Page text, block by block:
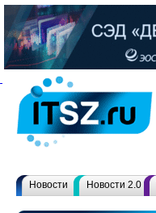
Новости Новости 2.0